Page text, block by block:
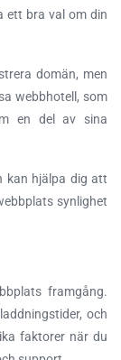
ett bra val om din
domän, men
webbhotell, som
en del av sina
kan hjälpa dig att
synlighet
framgång.
och
faktorer när du